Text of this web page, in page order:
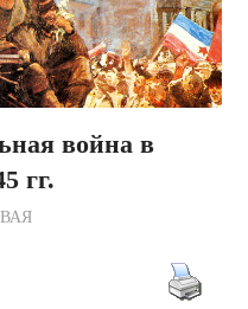
война в
гг.